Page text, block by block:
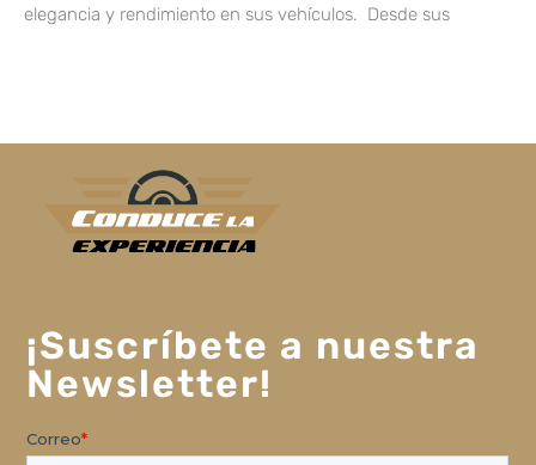
elegancia y rendimiento en sus vehículos. Desde sus
¡Suscríbete a nuestra
Newsletter!